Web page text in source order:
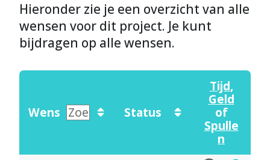
Hieronder zie je een overzicht van alle
wensen voor dit project. Je kunt
bijdragen op alle wensen.
Wens Status
Tijd,
Geld
of
Spulle
n